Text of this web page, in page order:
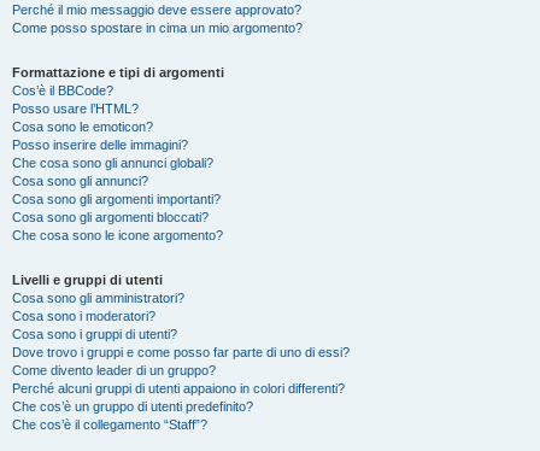
Perché il mio messaggio deve essere approvato?
Come posso spostare in cima un mio argomento?
Formattazione e tipi di argomenti
Cos’è il BBCode?
Posso usare l’HTML?
Cosa sono le emoticon?
Posso inserire delle immagini?
Che cosa sono gli annunci globali?
Cosa sono gli annunci?
Cosa sono gli argomenti importanti?
Cosa sono gli argomenti bloccati?
Che cosa sono le icone argomento?
Livelli e gruppi di utenti
Cosa sono gli amministratori?
Cosa sono i moderatori?
Cosa sono i gruppi di utenti?
Dove trovo i gruppi e come posso far parte di uno di essi?
Come divento leader di un gruppo?
Perché alcuni gruppi di utenti appaiono in colori differenti?
Che cos’è un gruppo di utenti predefinito?
Che cos’è il collegamento “Staff”?